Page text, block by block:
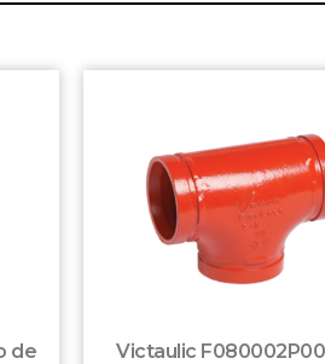
de
Victaulic